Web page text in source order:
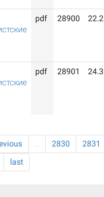
pdf 28900 22.2
pdf 28901 24.3
… 2830 2831
last